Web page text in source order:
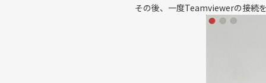
その後、一度Teamviewerの接続